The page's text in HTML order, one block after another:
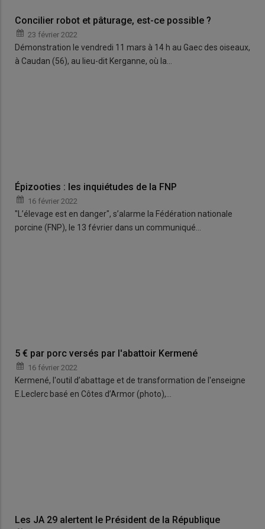
Concilier robot et pâturage, est-ce possible ?
23 février 2022
Démonstration le vendredi 11 mars à 14 h au Gaec des oiseaux,
à Caudan (56), au lieu-dit Kerganne, où la…
Épizooties : les inquiétudes de la FNP
16 février 2022
"L’élevage est en danger", s’alarme la Fédération nationale
porcine (FNP), le 13 février dans un communiqué…
5 € par porc versés par l'abattoir Kermené
16 février 2022
Kermené, l'outil d’abattage et de transformation de l'enseigne
E.Leclerc basé en Côtes d’Armor (photo),…
Les JA 29 alertent le Président de la République